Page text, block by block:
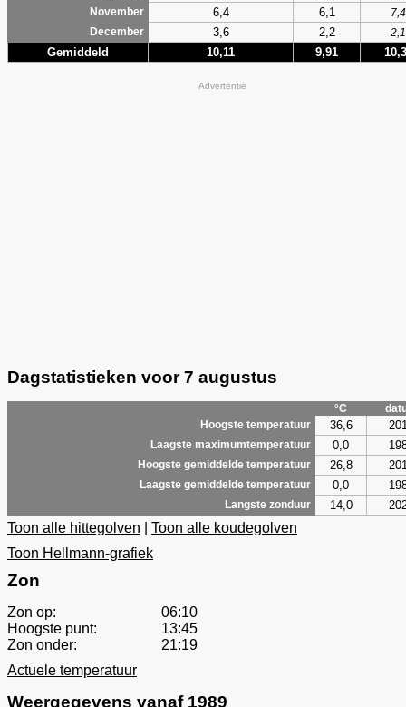
November
6,4 6,1
7,4
December
3,6 2,2 2,1
Gemiddeld 10,11 9,91
Advertentie
Dagstatistieken voor 7 augustus
°C
Hoogste temperatuur
36,6
Laagste maximumtemperatuur 0,0
Hoogste gemiddelde temperatuur 26,8
Laagste gemiddelde temperatuur 0,0
Langste zonduur 14,0
Toon alle hittegolven
Toon alle koudegolven
Toon Hellmann-grafiek
Zon
Zon op:
06:10
Hoogste punt:
13:45
Zon onder:
21:19
Actuele temperatuur
Weergegevens vanaf 1989